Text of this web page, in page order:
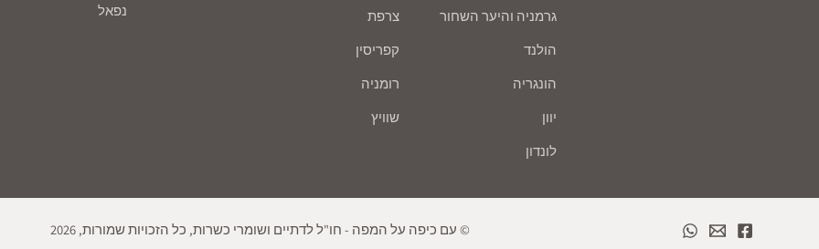
גרמניה והיער השחור
הולנד
הונגריה
יוון
לונדון
צרפת
קפריסין
רומניה
שוויץ
נפאל
© עם כיפה על המפה - חו"ל לדתיים ושומרי כשרות, כל הזכויות שמורות, 2026